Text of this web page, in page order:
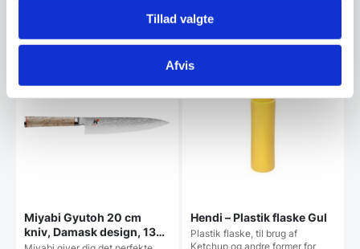
Tillad valgte
Afvis
1.868,75 DKK.
er:
Vi prismatcher
Miyabi Gyutoh 20 cm
kniv, Damask design, 133
Hendi – Plastik flaske Gul
Plastik flaske, til brug af
Ketchup og andre former for